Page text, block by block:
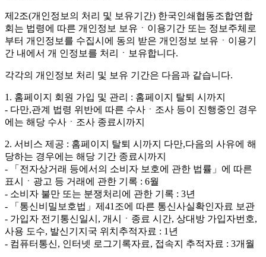
제2조(개인정보의 처리 및 보유기간) 한국인쇄협동조합연합
회는 법령에 따른 개인정보 보유ㆍ이용기간 또는 정보주체로
부터 개인정보를 수집시에 동의 받은 개인정보 보유ㆍ이용기
간 내에서 개 인정보를 처리ㆍ보유합니다.
각각의 개인정보 처리 및 보유 기간은 다음과 같습니다.
1. 홈페이지 회원 가입 및 관리 : 홈페이지 탈퇴 시까지
- 다만,관계 법령 위반에 따른 수사ㆍ조사 등이 진행중인 경우
에는 해당 수사ㆍ조사 종료시까지
2. 서비스 제공 : 홈페이지 탈퇴 시까지 다만,다음의 사유에 해
당하는 경우에는 해당 기간 종료시까지
- 「전자상거래 등에서의 소비자 보호에 관한 법률」에 따른
표시ㆍ광고 등 거래에 관한 기록 : 6월
- 소비자 불만 또는 분쟁처리에 관한 기록 : 3년
- 「통신비밀보호법」제41조에 따른 통신사실확인자료 보관
- 가입자 전기통신일시, 개시ㆍ종료 시간, 상대방 가입자번호,
사용 도수, 발신기지국 위치추적자료 : 1년
- 컴퓨터통신, 인터넷 로그기록자료, 접속지 추적자료 : 3개월